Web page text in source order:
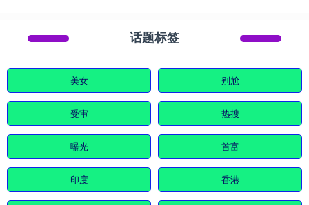
话题标签
美女 别尬
受审 热搜
曝光 首富
印度 香港